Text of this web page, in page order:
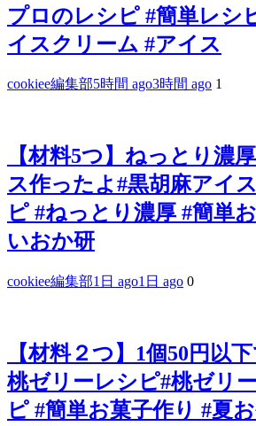
プロのレシピ #簡単レシ
イスクリーム #アイス
cookiee編集部5時間 ago3時間 ago 1
【材料5つ】ねっとり濃
ス作ったよ#黒胡麻アイ
ピ #ねっとり濃厚 #簡単
いおか研
cookiee編集部1日 ago1日 ago 0
【材料２つ】1個50円以
桃ゼリーレシピ#桃ゼリ
ピ #簡単お菓子作り #夏